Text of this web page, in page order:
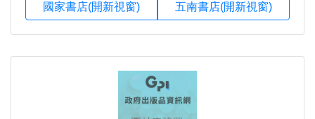
國家書店(開新視窗) 五南書店(開新視窗)